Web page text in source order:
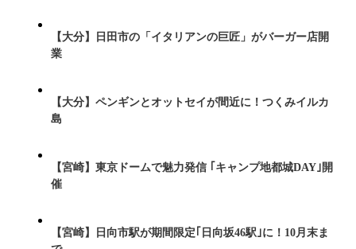
【大分】日田市の「イタリアンの巨匠」がバーガー店開
業
【大分】ペンギンとオットセイが間近に！つくみイルカ
島
【宮崎】東京ドームで魅力発信 ｢キャンプ地都城DAY｣開
催
【宮崎】日向市駅が期間限定｢日向坂46駅｣に！10月末ま